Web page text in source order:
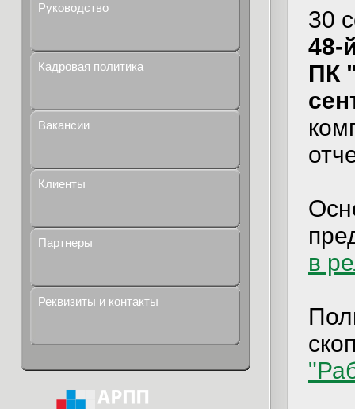
Руководство
Кадровая политика
Вакансии
Клиенты
Партнеры
Реквизиты и контакты
30
48-
ПК
в